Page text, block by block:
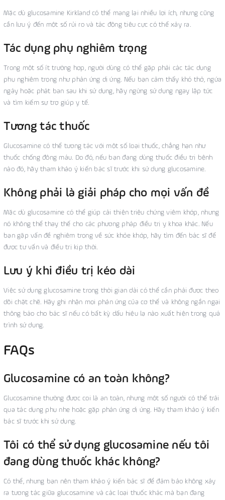
Mặc dù glucosamine Kirkland có thể mang lại nhiều lợi ích, nhưng cũng
cần lưu ý đến một số rủi ro và tác động tiêu cực có thể xảy ra.
Tác dụng phụ nghiêm trọng
Trong một số ít trường hợp, người dùng có thể gặp phải các tác dụng
phụ nghiêm trọng như phản ứng dị ứng. Nếu bạn cảm thấy khó thở, ngứa
ngáy hoặc phát ban sau khi sử dụng, hãy ngừng sử dụng ngay lập tức
và tìm kiếm sự trợ giúp y tế.
Tương tác thuốc
Glucosamine có thể tương tác với một số loại thuốc, chẳng hạn như
thuốc chống đông máu. Do đó, nếu bạn đang dùng thuốc điều trị bệnh
nào đó, hãy tham khảo ý kiến bác sĩ trước khi sử dụng glucosamine.
Không phải là giải pháp cho mọi vấn đề
Mặc dù glucosamine có thể giúp cải thiện triệu chứng viêm khớp, nhưng
nó không thể thay thế cho các phương pháp điều trị y khoa khác. Nếu
bạn gặp vấn đề nghiêm trọng về sức khỏe khớp, hãy tìm đến bác sĩ để
được tư vấn và điều trị kịp thời.
Lưu ý khi điều trị kéo dài
Việc sử dụng glucosamine trong thời gian dài có thể cần phải được theo
dõi chặt chẽ. Hãy ghi nhận mọi phản ứng của cơ thể và không ngần ngại
thông báo cho bác sĩ nếu có bất kỳ dấu hiệu lạ nào xuất hiện trong quá
trình sử dụng.
FAQs
Glucosamine có an toàn không?
Glucosamine thường được coi là an toàn, nhưng một số người có thể trải
qua tác dụng phụ nhẹ hoặc gặp phản ứng dị ứng. Hãy tham khảo ý kiến
bác sĩ trước khi sử dụng.
Tôi có thể sử dụng glucosamine nếu tôi
đang dùng thuốc khác không?
Có thể, nhưng bạn nên tham khảo ý kiến bác sĩ để đảm bảo không xảy
ra tương tác giữa glucosamine và các loại thuốc khác mà bạn đang